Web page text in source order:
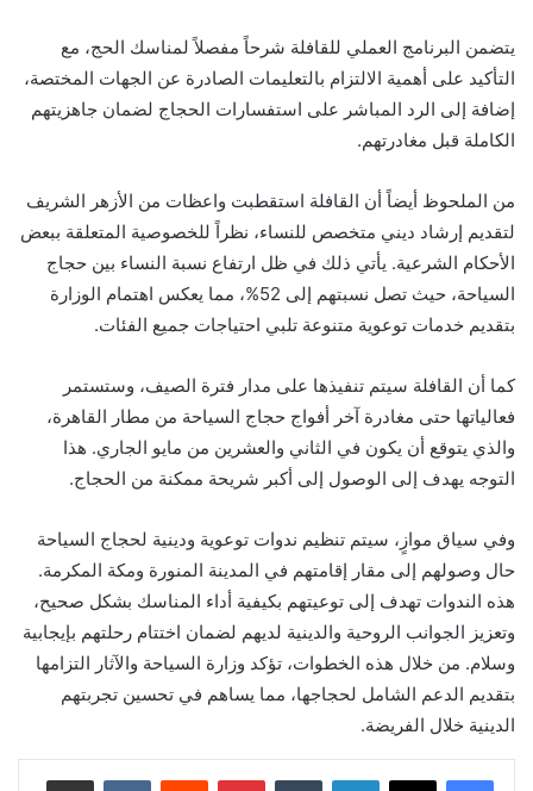
يتضمن البرنامج العملي للقافلة شرحاً مفصلاً لمناسك الحج، مع
التأكيد على أهمية الالتزام بالتعليمات الصادرة عن الجهات المختصة،
إضافة إلى الرد المباشر على استفسارات الحجاج لضمان جاهزيتهم
الكاملة قبل مغادرتهم.
من الملحوظ أيضاً أن القافلة استقطبت واعظات من الأزهر الشريف
لتقديم إرشاد ديني متخصص للنساء، نظراً للخصوصية المتعلقة ببعض
الأحكام الشرعية. يأتي ذلك في ظل ارتفاع نسبة النساء بين حجاج
السياحة، حيث تصل نسبتهم إلى 52%، مما يعكس اهتمام الوزارة
بتقديم خدمات توعوية متنوعة تلبي احتياجات جميع الفئات.
كما أن القافلة سيتم تنفيذها على مدار فترة الصيف، وستستمر
فعالياتها حتى مغادرة آخر أفواج حجاج السياحة من مطار القاهرة،
والذي يتوقع أن يكون في الثاني والعشرين من مايو الجاري. هذا
التوجه يهدف إلى الوصول إلى أكبر شريحة ممكنة من الحجاج.
وفي سياق موازٍ، سيتم تنظيم ندوات توعوية ودينية لحجاج السياحة
حال وصولهم إلى مقار إقامتهم في المدينة المنورة ومكة المكرمة.
هذه الندوات تهدف إلى توعيتهم بكيفية أداء المناسك بشكل صحيح،
وتعزيز الجوانب الروحية والدينية لديهم لضمان اختتام رحلتهم بإيجابية
وسلام. من خلال هذه الخطوات، تؤكد وزارة السياحة والآثار التزامها
بتقديم الدعم الشامل لحجاجها، مما يساهم في تحسين تجربتهم
الدينية خلال الفريضة.
لينكدإن بينتيريست مشاركة عبر البريد